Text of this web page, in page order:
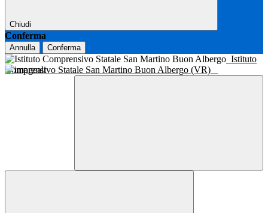
Chiudi
Conferma
Annulla Conferma
Istituto
Comprensivo Statale San Martino Buon Albergo (VR)